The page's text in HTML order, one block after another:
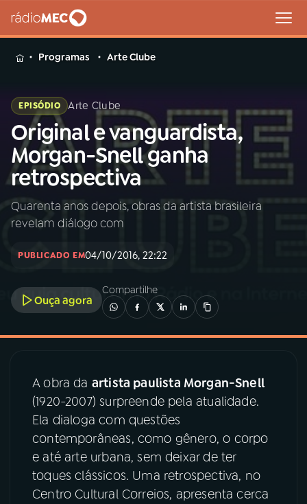
MENU
Buscar
na
Rádio
MEC
Buscar
Início AO VIVO
INÍCIO
A RÁDIO
03PROGRAMAÇÃO
04PROGRAMAS
PODCASTS
06VIDEOCASTS
Programas Arte Clube
EPISÓDIO Arte Clube
Original e vanguardista,
Morgan-Snell ganha
retrospectiva
Quarenta anos depois, obras da artista brasileira
revelam diálogo com
PUBLICADO EM04/10/2016, 22:22
Ouça agora
Compartilhe
A obra da artista paulista Morgan-Snell
(1920-2007) surpreende pela atualidade.
Ela dialoga com questões
contemporâneas, como gênero, o corpo
e até arte urbana, sem deixar de ter
toques clássicos. Uma retrospectiva, no
Centro Cultural Correios, apresenta cerca